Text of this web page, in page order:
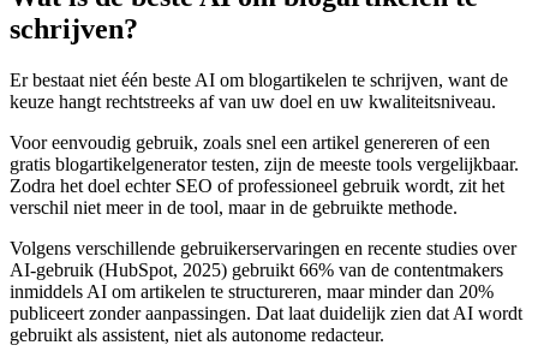
schrijven?
Er bestaat niet één beste AI om blogartikelen te schrijven, want de
keuze hangt rechtstreeks af van uw doel en uw kwaliteitsniveau.
Voor eenvoudig gebruik, zoals snel een artikel genereren of een
gratis blogartikelgenerator testen, zijn de meeste tools vergelijkbaar.
Zodra het doel echter SEO of professioneel gebruik wordt, zit het
verschil niet meer in de tool, maar in de gebruikte methode.
Volgens verschillende gebruikerservaringen en recente studies over
AI-gebruik (HubSpot, 2025) gebruikt 66% van de contentmakers
inmiddels AI om artikelen te structureren, maar minder dan 20%
publiceert zonder aanpassingen. Dat laat duidelijk zien dat AI wordt
gebruikt als assistent, niet als autonome redacteur.